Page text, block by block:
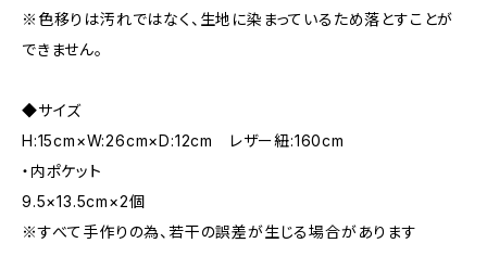
※色移りは汚れではなく、生地に染まっているため落とすことが
できません。
◆サイズ
H:15cm×W:26cm×D:12cm レザー紐:160cm
・内ポケット
9.5×13.5cm×2個
※すべて手作りの為、若干の誤差が生じる場合があります